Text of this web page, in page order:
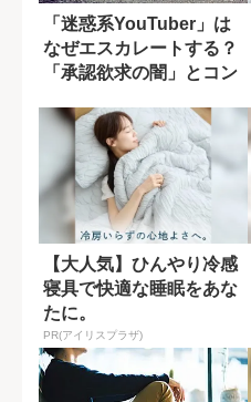
「迷惑系YouTuber」は
なぜエスカレートする？
「承認欲求の闇」とコン
【大人気】ひんやり冷感
寝具で快適な睡眠をあな
たに。
PR(アイリスプラザ)